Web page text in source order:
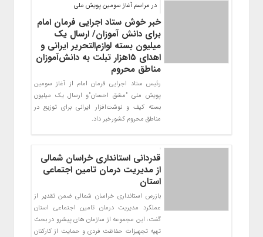
در مراسم آغاز سومین پویش ملی
خبر خوش ستاد اجرایی فرمان امام
برای دانش آموزان/ ارسال یک
میلیون بسته لوازم‌التحریر ایرانی و
اهدای ۱۵هزار تبلت به دانش‌آموزان
مناطق محروم
رئیس ستاد اجرایی فرمان امام از آغاز سومین
پویش ملی "مشق احسان"و ارسال یک میلیون
بسته کیف و نوشت‌افزار ایرانی برای توزیع در
مناطق محروم کشورخبر داد.
قدردانی استانداری خراسان شمالی
از مدیریت درمان تامین اجتماعی
استان
بازرس استانداری خراسان شمالی ضمن تقدیر از
عملکرد مدیریت درمان تامین اجتماعی استان
گفت: این مجموعه از سازمان های پیشرو در بحث
تهیه تجهیزات حفاظت فردی و حمایت از کارکنان